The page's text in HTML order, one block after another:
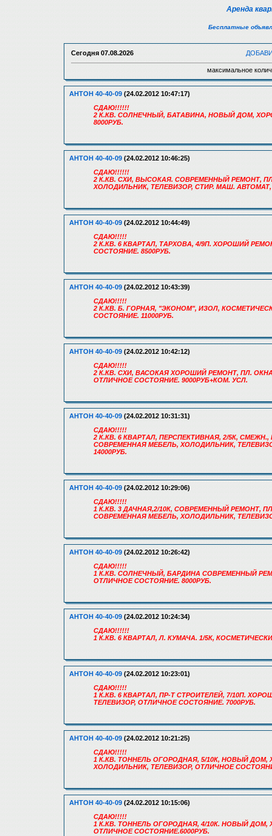
Аренда
Бесплатные
Сегодня 07.08.2026
максимальное
АНТОН 40-40-09 (24.02.2012 10:47:17)
СДАЮ!!!!!!
2 К.КВ. СОЛНЕЧНЫЙ, БАТАВИНА, НОВЫЙ ДОМ,
8000РУБ.
АНТОН 40-40-09 (24.02.2012 10:46:25)
СДАЮ!!!!!!
2 К.КВ. СХИ, ВЫСОКАЯ. СОВРЕМЕННЫЙ РЕМОНТ,
ХОЛОДИЛЬНИК, ТЕЛЕВИЗОР, СТИР. МАШ.
АНТОН 40-40-09 (24.02.2012 10:44:49)
СДАЮ!!!!!
2 К.КВ. 6 КВАРТАЛ, ТАРХОВА, 4/9П. ХОРОШИЙ
СОСТОЯНИЕ. 8500РУБ.
АНТОН 40-40-09 (24.02.2012 10:43:39)
СДАЮ!!!!!
2 К.КВ. Б. ГОРНАЯ, "ЭКОНОМ", ИЗОЛ,
СОСТОЯНИЕ. 11000РУБ.
АНТОН 40-40-09 (24.02.2012 10:42:12)
СДАЮ!!!!!
2 К.КВ. СХИ, ВАСОКАЯ ХОРОШИЙ РЕМОНТ, ПЛ.
ОТЛИЧНОЕ СОСТОЯНИЕ. 9000РУБ+КОМ. УСЛ.
АНТОН 40-40-09 (24.02.2012 10:31:31)
СДАЮ!!!!!
2 К.КВ. 6 КВАРТАЛ, ПЕРСПЕКТИВНАЯ, 2/5К,
СОВРЕМЕННАЯ МЕБЕЛЬ, ХОЛОДИЛЬНИК,
14000РУБ.
АНТОН 40-40-09 (24.02.2012 10:29:06)
СДАЮ!!!!!
1 К.КВ. 3 ДАЧНАЯ,2/10К, СОВРЕМЕННЫЙ РЕМОНТ,
СОВРЕМЕННАЯ МЕБЕЛЬ, ХОЛОДИЛЬНИК,
АНТОН 40-40-09 (24.02.2012 10:26:42)
СДАЮ!!!!!
1 К.КВ. СОЛНЕЧНЫЙ, БАРДИНА СОВРЕМЕННЫЙ
ОТЛИЧНОЕ СОСТОЯНИЕ. 8000РУБ.
АНТОН 40-40-09 (24.02.2012 10:24:34)
СДАЮ!!!!!!
1 К.КВ. 6 КВАРТАЛ, Л. КУМАЧА. 1/5К,
АНТОН 40-40-09 (24.02.2012 10:23:01)
СДАЮ!!!!!
1 К.КВ. 6 КВАРТАЛ, ПР-Т СТРОИТЕЛЕЙ, 7/10П.
ТЕЛЕВИЗОР, ОТЛИЧНОЕ СОСТОЯНИЕ. 7000РУБ.
АНТОН 40-40-09 (24.02.2012 10:21:25)
СДАЮ!!!!!
1 К.КВ. ТОННЕЛЬ ОГОРОДНАЯ, 5/10К, НОВЫЙ
ХОЛОДИЛЬНИК, ТЕЛЕВИЗОР, ОТЛИЧНОЕ
АНТОН 40-40-09 (24.02.2012 10:15:06)
СДАЮ!!!!!
1 К.КВ. ТОННЕЛЬ ОГОРОДНАЯ, 4/10К. НОВЫЙ
ОТЛИЧНОЕ СОСТОЯНИЕ.6000РУБ.